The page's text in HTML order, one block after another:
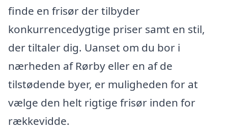
finde en frisør der tilbyder
konkurrencedygtige priser samt en stil,
der tiltaler dig. Uanset om du bor i
nærheden af Rørby eller en af de
tilstødende byer, er muligheden for at
vælge den helt rigtige frisør inden for
rækkevidde.